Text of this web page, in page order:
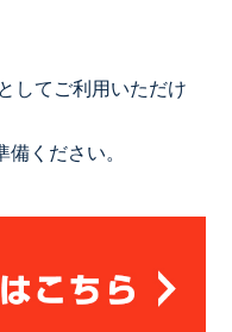
してご利用いただけ
ください。